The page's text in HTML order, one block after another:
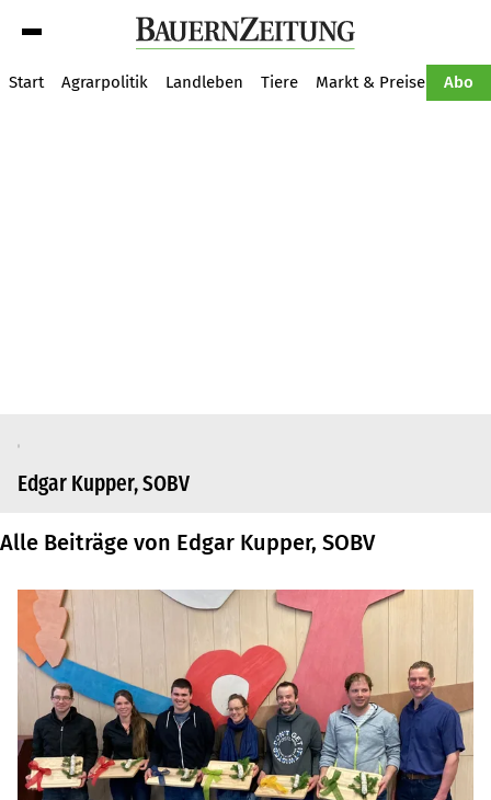
Start Agrarpolitik Landleben Tiere Markt & Preise Abo
Edgar Kupper, SOBV
Alle Beiträge von Edgar Kupper, SOBV